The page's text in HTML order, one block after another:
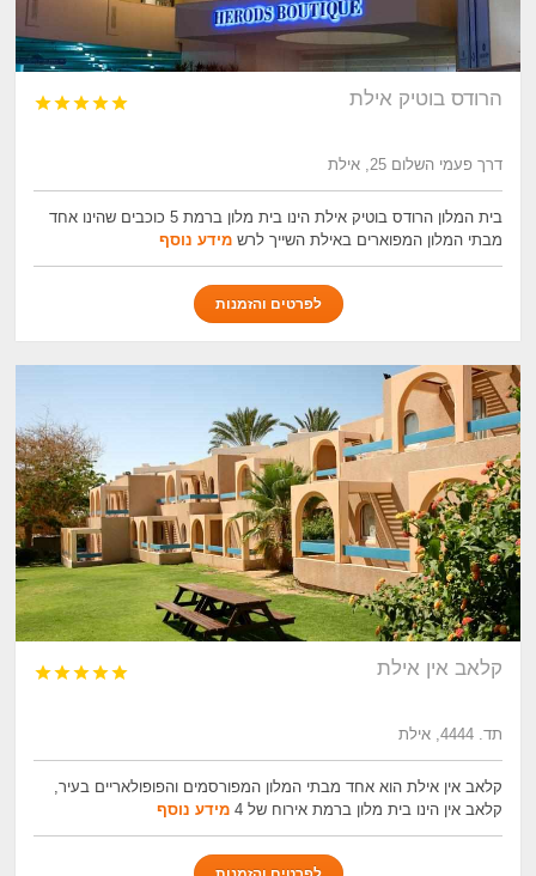
הרודס בוטיק אילת 




דרך פעמי השלום 25, אילת
בית המלון הרודס בוטיק אילת הינו בית מלון ברמת 5 כוכבים שהינו אחד
מבתי המלון המפוארים באילת השייך לרשמידע נוסף
לפרטים והזמנות
קלאב אין אילת 




תד. 4444, אילת
קלאב אין אילת הוא אחד מבתי המלון המפורסמים והפופולאריים בעיר,
קלאב אין הינו בית מלון ברמת אירוח של 4
מידע נוסף
לפרטים והזמנות